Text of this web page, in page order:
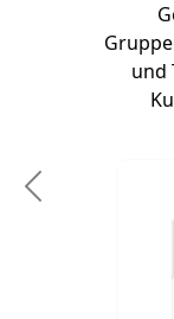
und
Previous